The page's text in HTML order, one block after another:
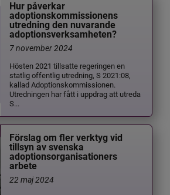
Hur påverkar
adoptionskommissionens
utredning den nuvarande
adoptionsverksamheten?
7 november 2024
Hösten 2021 tillsatte regeringen en
statlig offentlig utredning, S 2021:08,
kallad Adoptionskommissionen.
Utredningen har fått i uppdrag att utreda
S...
Förslag om fler verktyg vid
tillsyn av svenska
adoptionsorganisationers
arbete
22 maj 2024